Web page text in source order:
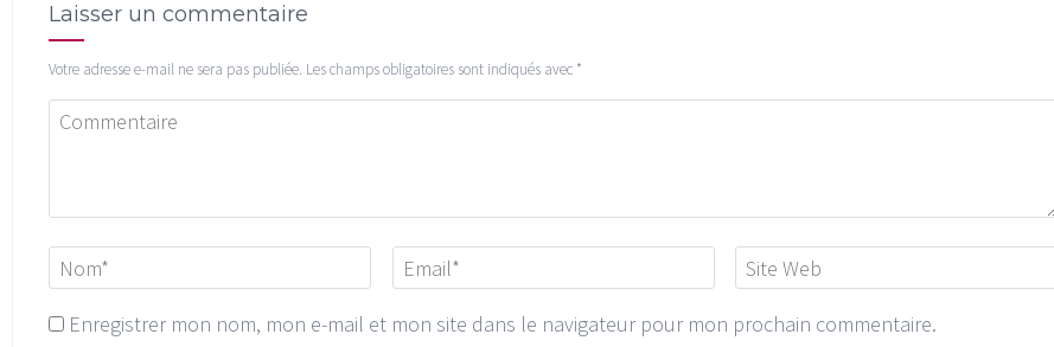
Laisser un commentaire
Votre adresse e-mail ne sera pas publiée. Les champs obligatoires sont indiqués avec *
Enregistrer mon nom, mon e-mail et mon site dans le navigateur pour mon prochain commentaire.